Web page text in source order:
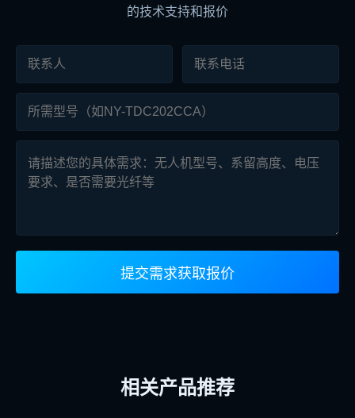
的技术支持和报价
提交需求获取报价
相关产品推荐